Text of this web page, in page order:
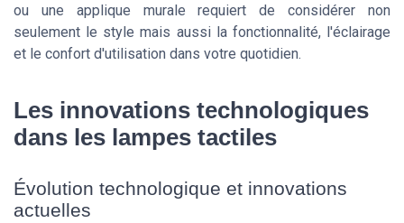
ou une applique murale requiert de considérer non
seulement le style mais aussi la fonctionnalité, l'éclairage
et le confort d'utilisation dans votre quotidien.
Les innovations technologiques
dans les lampes tactiles
Évolution technologique et innovations
actuelles